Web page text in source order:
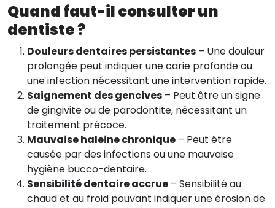
Quand faut-il consulter un
dentiste ?
Douleurs dentaires persistantes – Une douleur
prolongée peut indiquer une carie profonde ou
une infection nécessitant une intervention rapide.
Saignement des gencives – Peut être un signe
de gingivite ou de parodontite, nécessitant un
traitement précoce.
Mauvaise haleine chronique – Peut être
causée par des infections ou une mauvaise
hygiène bucco-dentaire.
Sensibilité dentaire accrue – Sensibilité au
chaud et au froid pouvant indiquer une érosion de